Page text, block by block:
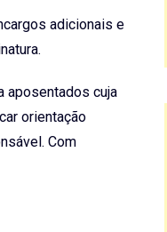
adicionais e
aposentados cuja
orientação
Com